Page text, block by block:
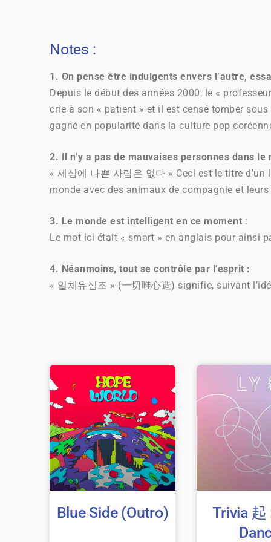
Notes :
1. On pense être indulgents envers l’autre,
Depuis le début des années 2000, le «
crie à son « patient » et il est censé tomber
gagné en popularité dans la culture pop
2. Il n’y a pas de mauvaises personnes dans le
« 세상에 나쁜 사람은 없다 » Ceci est le titre
monde avec des animaux de compagnie et
3. Le monde est intelligent en ce moment :
Le mot ici était « smart » en anglais pour ainsi
4. Néanmoins, tout se contrôle par l’esprit :
« 일체유심조 » (一切唯心造) signifie, suivant
Blue Side (Outro)
Trivia